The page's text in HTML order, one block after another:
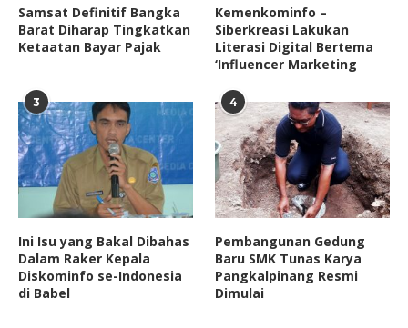
Samsat Definitif Bangka
Barat Diharap Tingkatkan
Ketaatan Bayar Pajak
Kemenkominfo –
Siberkreasi Lakukan
Literasi Digital Bertema
‘Influencer Marketing
3
Ini Isu yang Bakal Dibahas
Dalam Raker Kepala
Diskominfo se-Indonesia
di Babel
4
Pembangunan Gedung
Baru SMK Tunas Karya
Pangkalpinang Resmi
Dimulai